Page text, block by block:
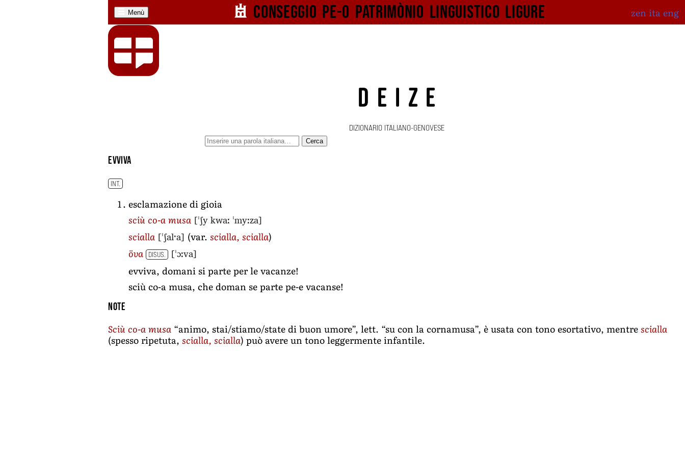
Menù Conseggio pe-o patrimònio linguistico ligure zen ita eng
DEIZE
DIZIONARIO ITALIANO-GENOVESE
Cerca
evviva
INT.
esclamazione di gioia
sciù co-a musa [ˈʃy kwaː ˈmyːza]
scialla [ˈʃalˑa] (var.scialla, scialla)
öva
DISUS. [ˈɔːva]
evviva, domani si parte per le vacanze!
sciù co-a musa, che doman se parte pe-e vacanse!
Note
Sciù co-a musa “animo, stai/stiamo/state di buon umore”, lett. “su con la cornamusa”, è usata con tono esortativo, mentrescialla
(spesso ripetuta,scialla, scialla) può avere un tono leggermente infantile.